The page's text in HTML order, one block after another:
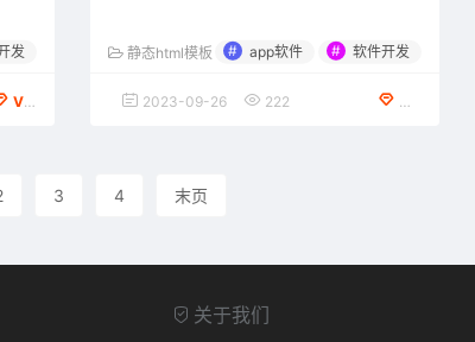
发
VIP会员专享
静态html模板 # app软件 # 软件开发
2023-09-26 222
3 4 末页
关于我们